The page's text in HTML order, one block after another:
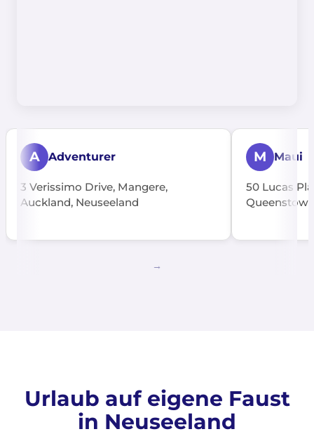
A Adventurer
3 Verissimo Drive, Mangere,
Auckland, Neuseeland
M Maui
50 Lucas
Urlaub auf eigene Faust
in Neuseeland